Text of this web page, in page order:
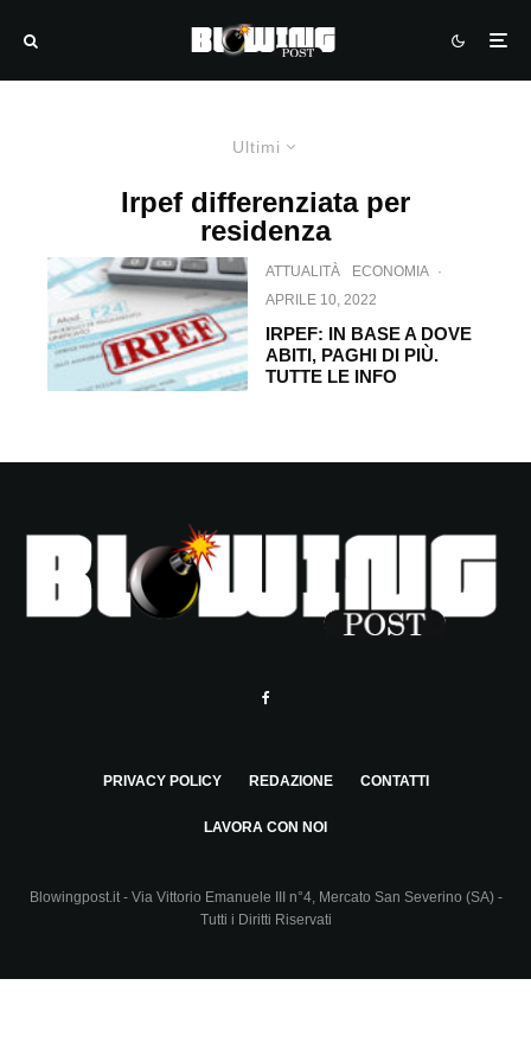
Ultimi
Irpef differenziata per
residenza
ATTUALITÀ ECONOMIA ·
APRILE 10, 2022
IRPEF: IN BASE A DOVE
ABITI, PAGHI DI PIÙ.
TUTTE LE INFO
PRIVACY POLICY REDAZIONE CONTATTI
LAVORA CON NOI
Blowingpost.it - Via Vittorio Emanuele III n°4, Mercato San Severino (SA) -
Tutti i Diritti Riservati